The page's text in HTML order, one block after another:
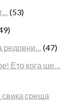
(53)
редовни… (47)
Ето кога ще…
среща